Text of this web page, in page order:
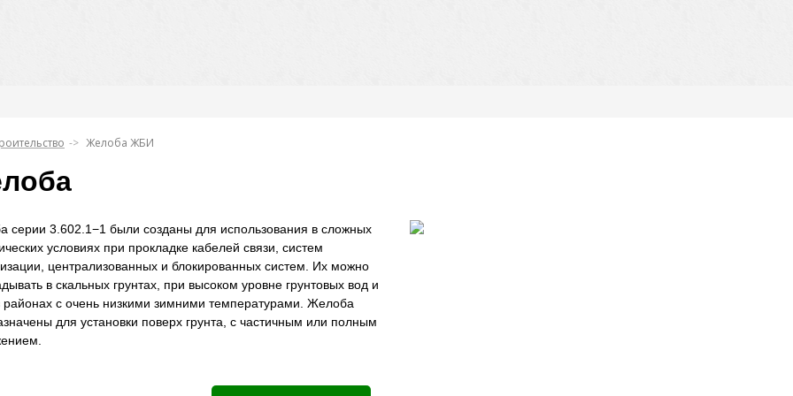
Желоба ЖБИ
серии 3.602.1−1 были созданы для использования в сложных
условиях при прокладке кабелей связи, систем
централизованных и блокированных систем. Их можно
в скальных грунтах, при высоком уровне грунтовых вод и
районах с очень низкими зимними температурами. Желоба
для установки поверх грунта, с частичным или полным